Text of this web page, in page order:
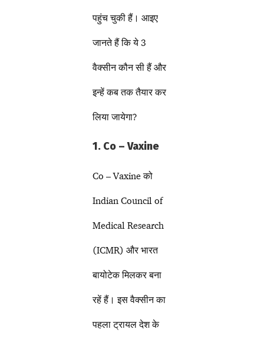
पहुंच चुकी हैं। आइए
जानते हैं कि ये 3
वैक्सीन कौन सी हैं और
इन्हें कब तक तैयार कर
लिया जायेगा?
1. Co – Vaxine
Co – Vaxine को
Indian Council of
Medical Research
(ICMR) और भारत
बायोटेक मिलकर बना
रहें हैं। इस वैक्सीन का
पहला ट्रायल देश के